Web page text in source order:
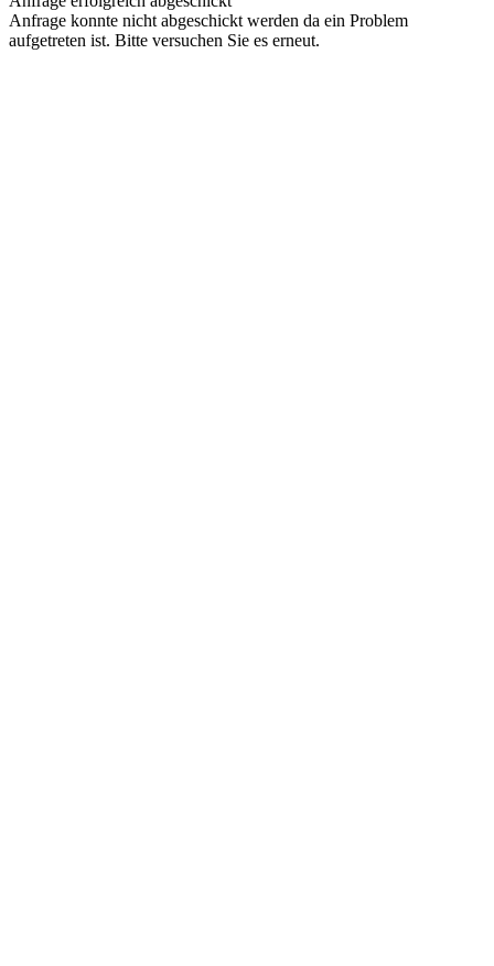
Anfrage konnte nicht abgeschickt werden da ein Problem
aufgetreten ist. Bitte versuchen Sie es erneut.